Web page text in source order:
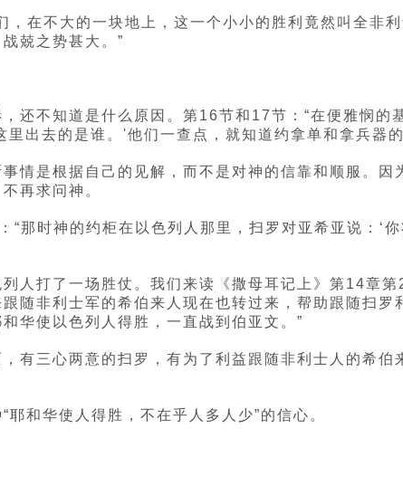
，在不大的一块地上，这一个小小的胜利竟然叫全非
兢之势甚大。”
还不知道是什么原因。第16节和17节：“在便雅悯
里出去的是谁。'他们一查点，就知道约拿单和拿兵器
情是根据自己的见解，而不是对神的信靠和顺服。
再求问神。
“那时神的约柜在以色列人那里，扫罗对亚希亚说：
人打了一场胜仗。我们来读《撒母耳记上》第14章
随非利士军的希伯来人现在也转过来，帮助跟随扫
华使以色列人得胜，一直战到伯亚文。”
有三心两意的扫罗，有为了利益跟随非利士人的希
和华使人得胜，不在乎人多人少”的信心。